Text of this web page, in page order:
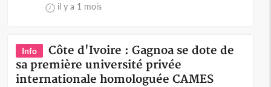
il y a 1 mois
Info
Côte d'Ivoire : Gagnoa se dote de
sa première université privée
internationale homologuée CAMES